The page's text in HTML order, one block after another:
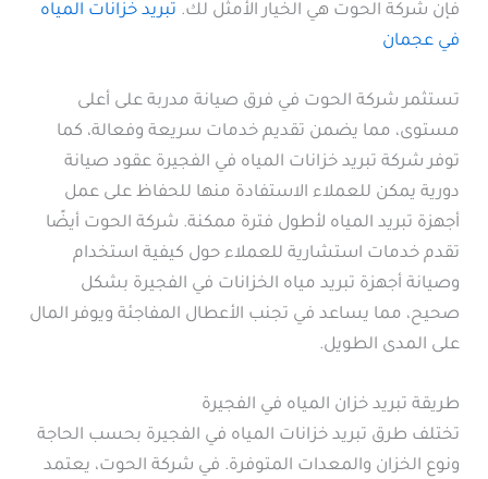
فإن شركة الحوت هي الخيار الأمثل لك. تبريد خزانات المياه
في عجمان
تستثمر شركة الحوت في فرق صيانة مدربة على أعلى
مستوى، مما يضمن تقديم خدمات سريعة وفعالة، كما
توفر شركة تبريد خزانات المياه في الفجيرة عقود صيانة
دورية يمكن للعملاء الاستفادة منها للحفاظ على عمل
أجهزة تبريد المياه لأطول فترة ممكنة. شركة الحوت أيضًا
تقدم خدمات استشارية للعملاء حول كيفية استخدام
وصيانة أجهزة تبريد مياه الخزانات في الفجيرة بشكل
صحيح، مما يساعد في تجنب الأعطال المفاجئة ويوفر المال
على المدى الطويل.
طريقة تبريد خزان المياه في الفجيرة
تختلف طرق تبريد خزانات المياه في الفجيرة بحسب الحاجة
ونوع الخزان والمعدات المتوفرة. في شركة الحوت، يعتمد